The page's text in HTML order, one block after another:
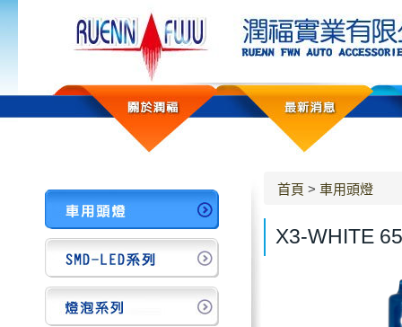
首頁 > 車用頭燈
X3-WHITE